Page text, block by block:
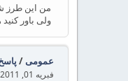
من این طرز
ولی باور
عمومی /
فبریه 01, 2011, 03:14:20 قبل از ظهر